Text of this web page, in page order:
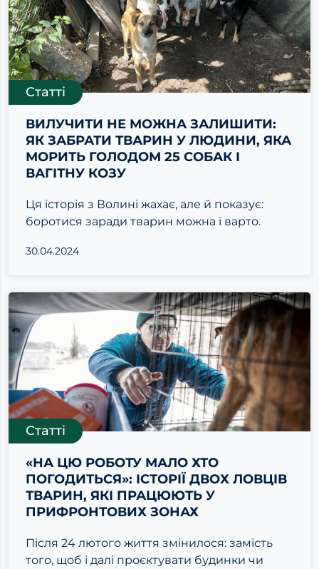
Статті
ВИЛУЧИТИ НЕ МОЖНА ЗАЛИШИТИ:
ЯК ЗАБРАТИ ТВАРИН У ЛЮДИНИ, ЯКА
МОРИТЬ ГОЛОДОМ 25 СОБАК І
ВАГІТНУ КОЗУ
Ця історія з Волині жахає, але й показує:
боротися заради тварин можна і варто.
30.04.2024
Статті
«НА ЦЮ РОБОТУ МАЛО ХТО
ПОГОДИТЬСЯ»: ІСТОРІЇ ДВОХ ЛОВЦІВ
ТВАРИН, ЯКІ ПРАЦЮЮТЬ У
ПРИФРОНТОВИХ ЗОНАХ
Після 24 лютого життя змінилося: замість
того, щоб і далі проєктувати будинки чи